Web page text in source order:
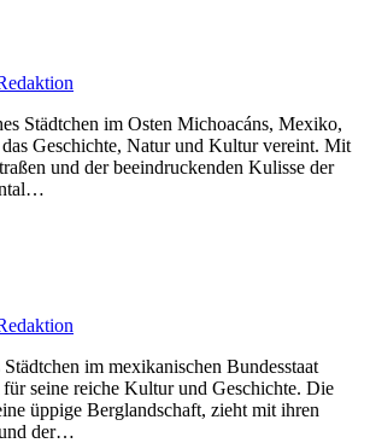
Städtchen im Osten Michoacáns, Mexiko,
Geschichte, Natur und Kultur vereint. Mit
und der beeindruckenden Kulisse der
im mexikanischen Bundesstaat
seine reiche Kultur und Geschichte. Die
üppige Berglandschaft, zieht mit ihren
der…